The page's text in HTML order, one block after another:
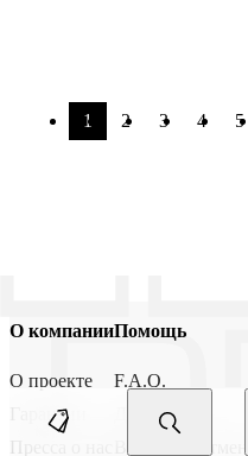
1 2 3 4 5
О компании
О проекте
Гарантии
Пресса о нас
Помощь
F.A.Q.
Доставка
Возврат и отмена